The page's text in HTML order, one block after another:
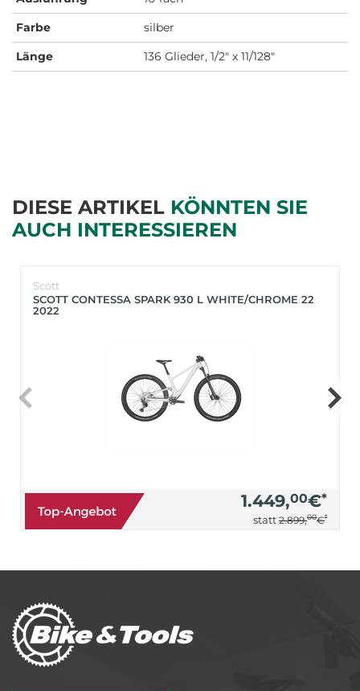
Farbe
silber
Länge
136 Glieder, 1/2" x 11/128"
DIESE ARTIKEL KÖNNTEN SIE
AUCH INTERESSIEREN
Scott
SCOTT CONTESSA SPARK 930 L WHITE/CHROME 22
2022
1.449,00€*
statt 2.899,00€*